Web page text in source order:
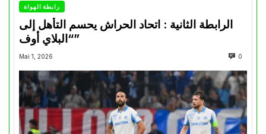
رابطة الهواة
الرابطة الثانية : اتحاد الحراش يحسم التأهل إلى
“البلاي أوف”
Mai 1, 2026 0